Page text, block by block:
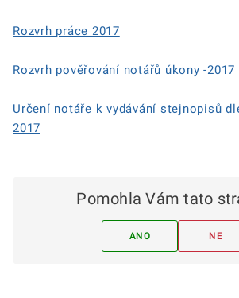
Rozvrh práce 2017
Rozvrh pověřování notářů úkony -2017
Určení notáře k vydávání stejnopisů
2017
Pomohla Vám tato
ANO NE